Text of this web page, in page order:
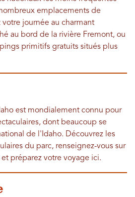
emplacements de
journée au charmant
au bord de la rivière Fremont, ou
primitifs gratuits situés plus
est mondialement connu pour
dont beaucoup se
de l'Idaho. Découvrez les
du parc, renseignez-vous sur
et préparez votre voyage ici.